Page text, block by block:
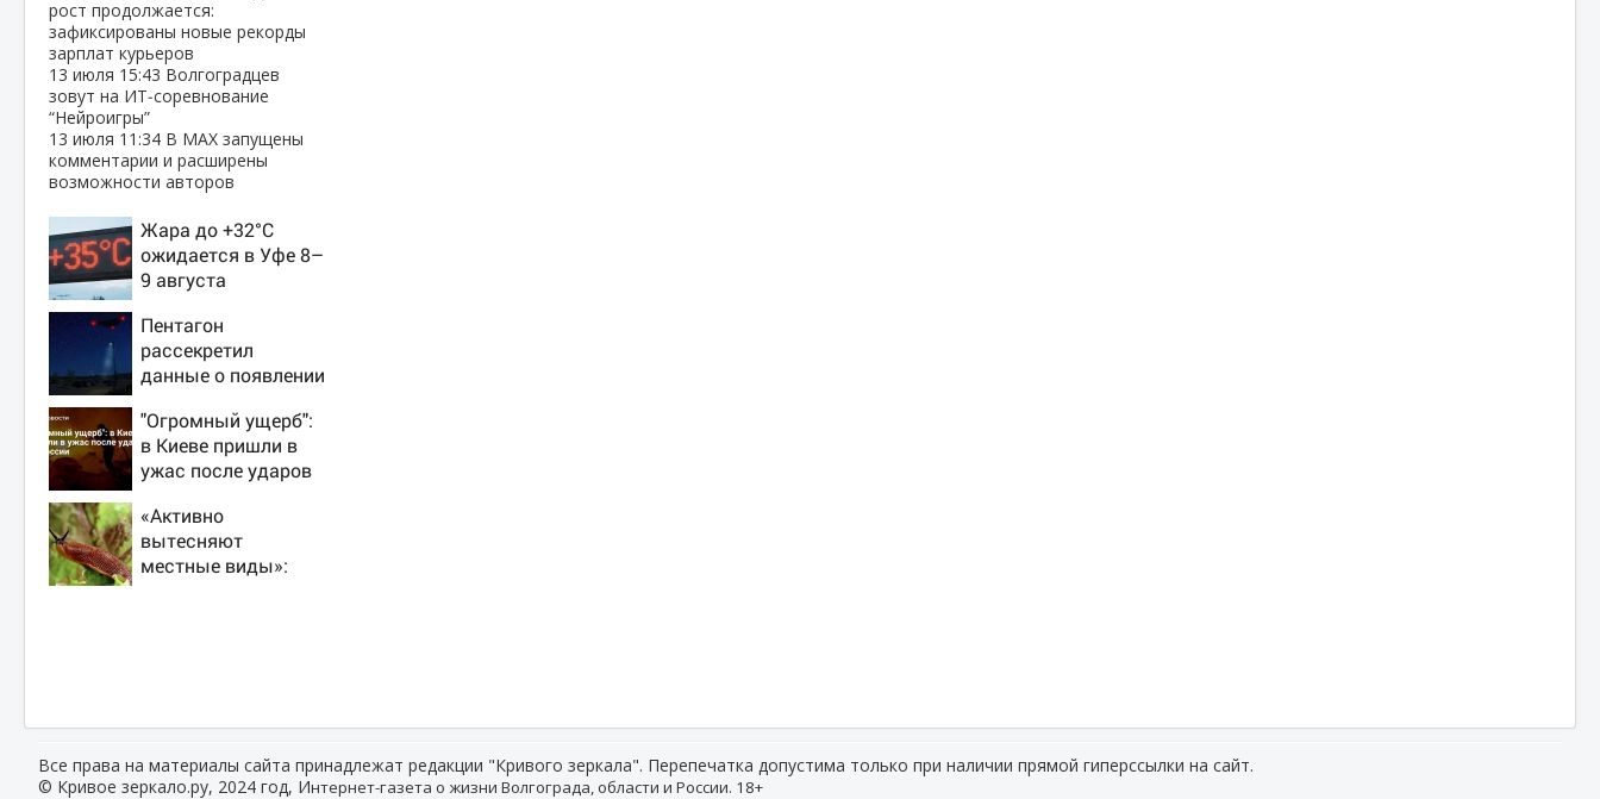
рост продолжается:
зафиксированы новые рекорды
зарплат курьеров
13 июля 15:43 Волгоградцев
зовут на ИТ‑соревнование
“Нейроигры”
13 июля 11:34 В МАХ запущены
комментарии и расширены
возможности авторов
Жара до +32°C
ожидается в Уфе 8–
9 августа
Пентагон
рассекретил
данные о появлении
Востоке
"Огромный ущерб":
в Киеве пришли в
ужас после ударов
«Активно
вытесняют
местные виды»:
Все права на материалы сайта принадлежат редакции "Кривого зеркала". Перепечатка допустима только при наличии прямой гиперссылки на сайт.
© Кривое зеркало.ру, 2024 год, Интернет-газета о жизни Волгограда, области и России. 18+